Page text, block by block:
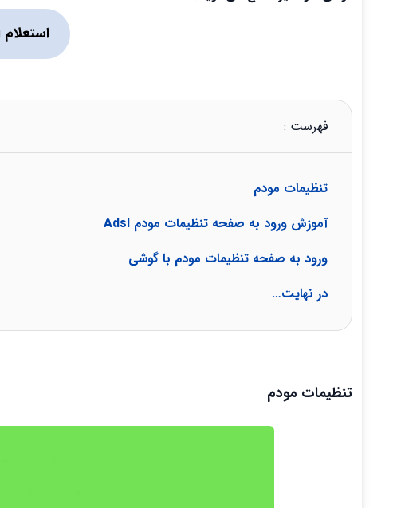
فهرست :
تنظیمات مودم
آموزش ورود به صفحه تنظیمات مودم Adsl
ورود به صفحه تنظیمات مودم با گوشی
در نهایت…
تنظیمات مودم